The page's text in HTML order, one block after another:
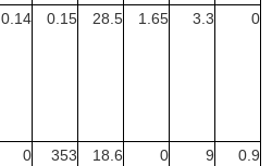
0.14 0.15 28.5 1.65 3.3 0
0 353 18.6 0 9 0.9